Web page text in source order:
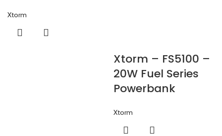
Powerbank
Xtorm
Xtorm – FS5100 –
20W Fuel Series
Powerbank
Dusk White
Xtorm